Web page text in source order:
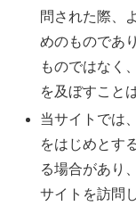
問された際、
めのものであ
ものではなく
を及ぼすこと
当サイトでは
をはじめとす
る場合があり
サイトを訪問